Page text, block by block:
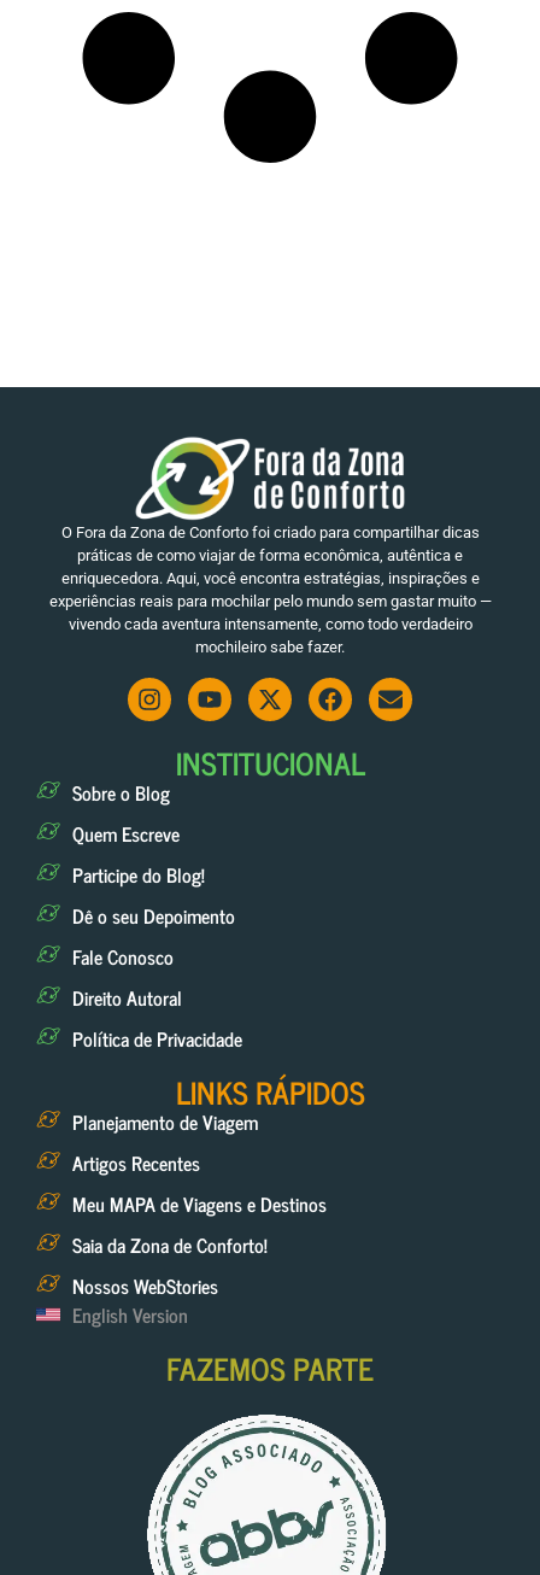
O Fora da Zona de Conforto foi criado para compartilhar dicas
práticas de como viajar de forma econômica, autêntica e
enriquecedora. Aqui, você encontra estratégias, inspirações e
experiências reais para mochilar pelo mundo sem gastar muito —
vivendo cada aventura intensamente, como todo verdadeiro
mochileiro sabe fazer.
INSTITUCIONAL
Sobre o Blog
Quem Escreve
Participe do Blog!
Dê o seu Depoimento
Fale Conosco
Direito Autoral
Política de Privacidade
LINKS RÁPIDOS
Planejamento de Viagem
Artigos Recentes
Meu MAPA de Viagens e Destinos
Saia da Zona de Conforto!
Nossos WebStories
English Version
FAZEMOS PARTE